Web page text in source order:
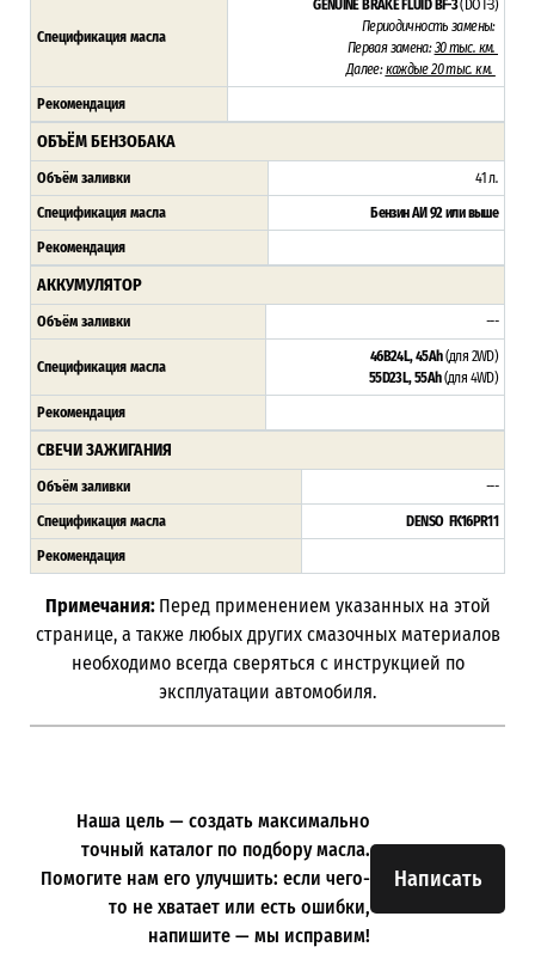
Спецификация масла
GENUINE BRAKE FLUID BF-3(DOT-3)
Периодичность замены:
Первая замена:30 тыс. км.
Далее:каждые 20 тыс. км.
Рекомендация
ОБЪЁМ БЕНЗОБАКА
Объём заливки 41 л.
Спецификация масла Бензин АИ 92 или выше
Рекомендация
АККУМУЛЯТОР
Объём заливки ---
Спецификация масла
46B24L, 45Ah(для 2WD)
55D23L, 55Ah(для 4WD)
Рекомендация
СВЕЧИ ЗАЖИГАНИЯ
Объём заливки ---
Спецификация масла DENSO FK16PR11
Рекомендация
Примечания: Перед применением указанных на этой
странице, а также любых других смазочных материалов
необходимо всегда сверяться с инструкцией по
эксплуатации автомобиля.
Написать
Наша цель — создать максимально
точный каталог по подбору масла.
Помогите нам его улучшить: если чего-
то не хватает или есть ошибки,
напишите — мы исправим!